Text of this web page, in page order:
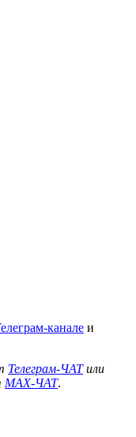
канале и
Телеграм-ЧАТили
MAX-ЧАТ.